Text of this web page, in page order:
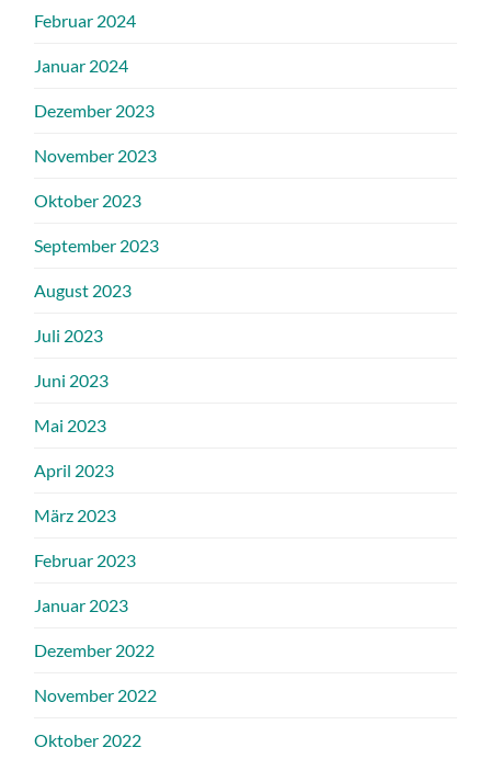
Februar 2024
Januar 2024
Dezember 2023
November 2023
Oktober 2023
September 2023
August 2023
Juli 2023
Juni 2023
Mai 2023
April 2023
März 2023
Februar 2023
Januar 2023
Dezember 2022
November 2022
Oktober 2022